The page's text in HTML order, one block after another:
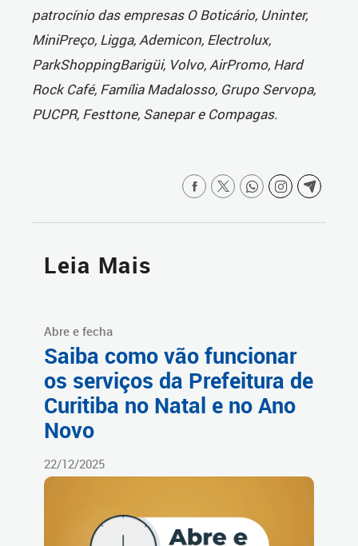
patrocínio das empresas O Boticário, Uninter,
MiniPreço, Ligga, Ademicon, Electrolux,
ParkShoppingBarigüi, Volvo, AirPromo, Hard
Rock Café, Família Madalosso, Grupo Servopa,
PUCPR, Festtone, Sanepar e Compagas.
Leia Mais
Abre e fecha
Saiba como vão funcionar
os serviços da Prefeitura de
Curitiba no Natal e no Ano
Novo
22/12/2025